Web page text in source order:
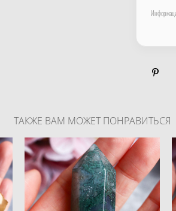
ТАКЖЕ ВАМ МОЖЕТ ПОНРАВИТЬСЯ